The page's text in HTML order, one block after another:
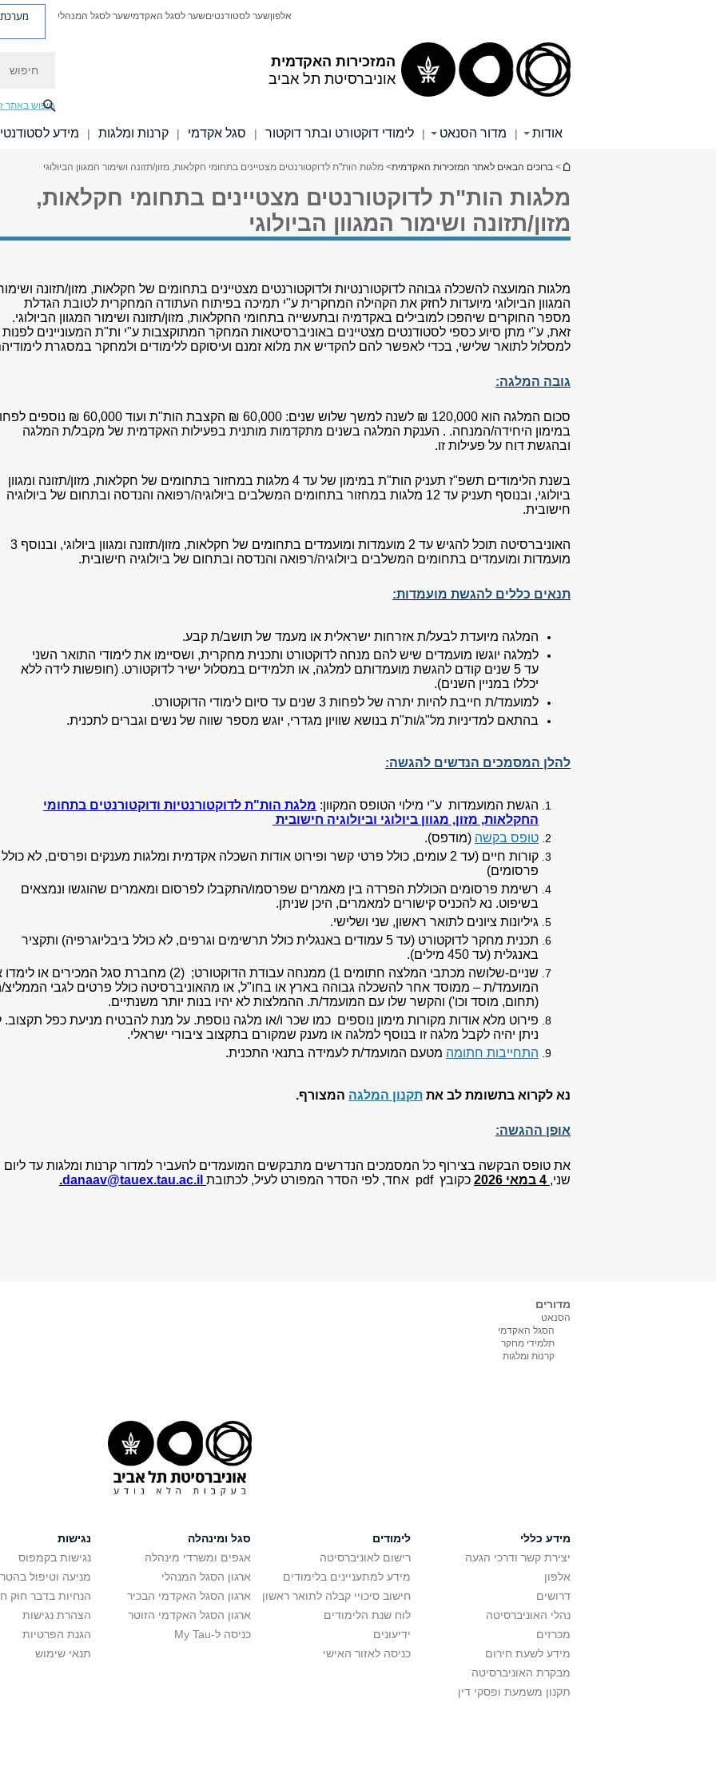
המזכירות האקדמית
אוניברסיטת תל אביב
אלפוןשער לסטודנטיםשער לסגל האקדמישער לסגל המנהלי מערכת
חיפוש באתר
אודות | מדור הסנאט | לימודי דוקטורט ובתר דוקטור | סגל אקדמי | קרנות ומלגות | מידע
הינך נמצא כאן
> ברוכים הבאים לאתר המזכירות האקדמית> מלגות הות"ת לדוקטורנטים מצטיינים בתחומי חקלאות, מזון/תזונה ושימור המגוון הביולוגי
מלגות הות"ת לדוקטורנטים מצטיינים בתחומי חקלאות,
מזון/תזונה ושימור המגוון הביולוגי
מלגות המועצה להשכלה גבוהה לדוקטורנטיות ולדוקטורנטים מצטיינים בתחומים של חקלאות, מזון/תזונה
המגוון הביולוגי מיועדות לחזק את הקהילה המחקרית ע"י תמיכה בפיתוח העתודה המחקרית לטובת הגדלת
מספר החוקרים שיהפכו למובילים באקדמיה ובתעשייה בתחומי החקלאות, מזון/תזונה ושימור המגוון הביולוגי.
זאת, ע"י מתן סיוע כספי לסטודנטים מצטיינים באוניברסיטאות המחקר המתוקצבות ע"י ות"ת המעוניינים לפנות
למסלול לתואר שלישי, בכדי לאפשר להם להקדיש את מלוא זמנם ועיסוקם ללימודים ולמחקר במסגרת
גובה המלגה:
סכום המלגה הוא 120,000 ₪ לשנה למשך שלוש שנים: 60,000 ₪ הקצבת הות"ת ועוד 60,000 ₪
במימון היחידה/המנחה. . הענקת המלגה בשנים מתקדמות מותנית בפעילות האקדמית של מקבל/ת המלגה
ובהגשת דוח על פעילות זו.
בשנת הלימודים תשפ"ז תעניק הות"ת במימון של עד 4 מלגות במחזור בתחומים של חקלאות, מזון/תזונה ומגוון
ביולוגי, ובנוסף תעניק עד 12 מלגות במחזור בתחומים המשלבים ביולוגיה/רפואה והנדסה ובתחום של ביולוגיה
חישובית.
האוניברסיטה תוכל להגיש עד 2 מועמדות ומועמדים בתחומים של חקלאות, מזון/תזונה ומגוון ביולוגי, ובנוסף 3
מועמדות ומועמדים בתחומים המשלבים ביולוגיה/רפואה והנדסה ובתחום של ביולוגיה חישובית.
תנאים כללים להגשת מועמדות:
המלגה מיועדת לבעל/ת אזרחות ישראלית או מעמד של תושב/ת קבע.
למלגה יוגשו מועמדים שיש להם מנחה לדוקטורט ותכנית מחקרית, ושסיימו את לימודי התואר השני
עד 5 שנים קודם להגשת מועמדותם למלגה, או תלמידים במסלול ישיר לדוקטורט
. (חופשות לידה ללא
יכללו במניין השנים).
למועמד/ת חייבת להיות יתרה של לפחות 3 שנים עד סיום לימודי הדוקטורט.
בהתאם למדיניות מל"ג/ות"ת בנושא שוויון מגדרי, יוגש מספר שווה של נשים וגברים לתכנית.
להלן המסמכים הנדשים להגשה:
הגשת המועמדות ע"י מילוי הטופס המקוון: מלגת הות"ת לדוקטורנטיות ודוקטורנטים בתחומי
החקלאות, מזון, מגוון ביולוגי וביולוגיה חישובית
טופס בקשה (מודפס).
קורות חיים (עד 2 עומים, כולל פרטי קשר ופירוט אודות השכלה אקדמית ומלגות מענקים ופרסים, לא כולל
פרסומים)
רשימת פרסומים הכוללת הפרדה בין מאמרים שפרסמו/התקבלו לפרסום ומאמרים שהוגשו ונמצאים
בשיפוט. נא להכניס קישורים למאמרים, היכן שניתן.
גיליונות ציונים לתואר ראשון, שני ושלישי.
תכנית מחקר לדוקטורט (עד 5 עמודים באנגלית כולל תרשימים וגרפים, לא כולל ביבליוגרפיה) ותקציר
באנגלית (עד 450 מילים).
שניים-שלושה מכתבי המלצה חתומים 1) ממנחה עבודת הדוקטורט; (2) מחברת סגל המכירים או
המועמד/ת – ממוסד אחר להשכלה גבוהה בארץ או בחו"ל, או מהאוניברסיטה כולל פרטים לגבי
(תחום, מוסד וכו') והקשר שלו עם המועמד/ת. ההמלצות לא יהיו בנות יותר משנתיים.
פירוט מלא אודות מקורות מימון נוספים כמו שכר ו/או מלגה נוספת. על מנת להבטיח מניעת כפל תקצוב.
ניתן יהיה לקבל מלגה זו בנוסף למלגה או מענק שמקורם בתקצוב ציבורי ישראלי.
התחייבות חתומה מטעם המועמד/ת לעמידה בתנאי התכנית.
נא לקרוא בתשומת לב את תקנון המלגה המצורף.
אופן ההגשה:
את טופס הבקשה בצירוף כל המסמכים הנדרשים מתבקשים המועמדים להעביר למדור קרנות ומלגות עד ליום
שני, 4 במאי 2026 כקובץ pdf אחד, לפי הסדר המפורט לעיל, לכתובת danaav@tauex.tau.ac.il
.
מדורים
הסנאט
הסגל האקדמי
תלמידי מחקר
קרנות ומלגות
מידע כללי
יצירת קשר ודרכי הגעה
אלפון
דרושים
נהלי האוניברסיטה
מכרזים
מידע לשעת חירום
מבקרת האוניברסיטה
תקנון משמעת ופסקי דין
לימודים
רישום לאוניברסיטה
מידע למתעניינים בלימודים
חישוב סיכויי קבלה לתואר ראשון
לוח שנת הלימודים
ידיעונים
כניסה לאזור האישי
סגל ומינהלה
אגפים ומשרדי מינהלה
ארגון הסגל המנהלי
ארגון הסגל האקדמי הבכיר
ארגון הסגל האקדמי הזוטר
כניסה ל-My Tau
נגישות
נגישות בקמפוס
מניעה וטיפול
הנחיות בדבר חוק
הצהרת נגישות
הגנת הפרטיות
תנאי שימוש